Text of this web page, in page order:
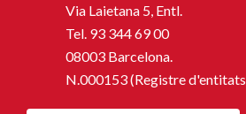
Via Laietana 5, Entl.
Tel. 93 344 69 00
08003 Barcelona.
N.000153 (Registre